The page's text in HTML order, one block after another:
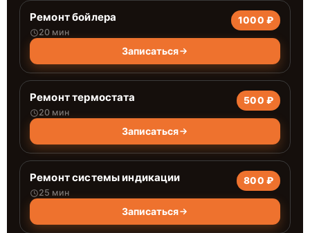
Ремонт бойлера
20 мин
1000 ₽
Записаться
Ремонт термостата
20 мин
500 ₽
Записаться
Ремонт системы индикации
25 мин
800 ₽
Записаться